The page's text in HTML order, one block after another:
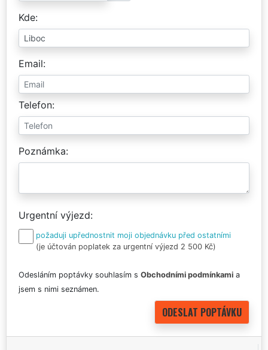
Kde
Email
Telefon
Poznámka
Urgentní výjezd
požaduji upřednostnit moji objednávku před ostatními
(je účtován poplatek za urgentní výjezd 2 500 Kč)
Odesláním poptávky souhlasím s Obchodními podmínkami a
jsem s nimi seznámen.